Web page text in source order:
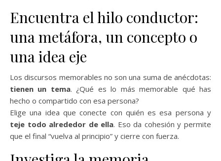
Encuentra el hilo conductor:
una metáfora, un concepto o
una idea eje
Los discursos memorables no son una suma de anécdotas:
tienen un tema. ¿Qué es lo más memorable qué has
hecho o compartido con esa persona?
Elige una idea que conecte con quién es esa persona y
teje todo alrededor de ella. Eso da cohesión y permite
que el final “vuelva al principio” y cierre con fuerza.